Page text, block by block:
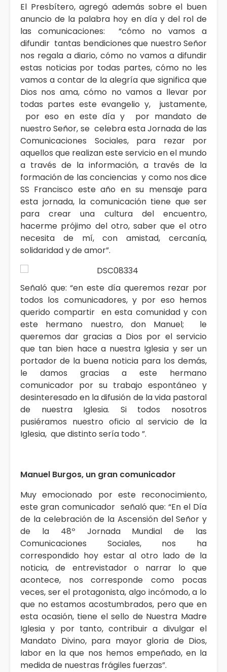
El Presbítero, agregó además sobre el buen
anuncio de la palabra hoy en día y del rol de
las comunicaciones: “cómo no vamos a
difundir tantas bendiciones que nuestro Señor
nos regala a diario, cómo no vamos a difundir
estas noticias por todas partes, cómo no les
vamos a contar de la alegría que significa que
Dios nos ama, cómo no vamos a llevar por
todas partes este evangelio y, justamente,
por eso en este día y por mandato de
nuestro Señor, se celebra esta Jornada de las
Comunicaciones Sociales, para rezar por
aquellos que realizan este servicio en el mundo
a través de la información, a través de la
formación de las conciencias y como nos dice
SS Francisco este año en su mensaje para
esta jornada, la comunicación tiene que ser
para crear una cultura del encuentro,
hacerme prójimo del otro, saber que el otro
necesita de mí, con amistad, cercanía,
solidaridad y de amor”.
Señaló que: “en este día queremos rezar por
todos los comunicadores, y por eso hemos
querido compartir en esta comunidad y con
este hermano nuestro, don Manuel; le
queremos dar gracias a Dios por el servicio
que tan bien hace a nuestra Iglesia y ser un
portador de la buena noticia para los demás,
le damos gracias a este hermano
comunicador por su trabajo espontáneo y
desinteresado en la difusión de la vida pastoral
de nuestra Iglesia. Si todos nosotros
pusiéramos nuestro oficio al servicio de la
Iglesia, que distinto sería todo ”.
Manuel Burgos, un gran comunicador
Muy emocionado por este reconocimiento,
este gran comunicador señaló que: “En el Día
de la celebración de la Ascensión del Señor y
de la 48º Jornada Mundial de las
Comunicaciones Sociales, nos ha
correspondido hoy estar al otro lado de la
noticia, de entrevistador o narrar lo que
acontece, nos corresponde como pocas
veces, ser el protagonista, algo incómodo, a lo
que no estamos acostumbrados, pero que en
esta ocasión, tiene el sello de Nuestra Madre
Iglesia y por tanto, contribuir a divulgar el
Mandato Divino, para mayor gloria de Dios,
labor en la que nos hemos empeñado, en la
medida de nuestras frágiles fuerzas”.